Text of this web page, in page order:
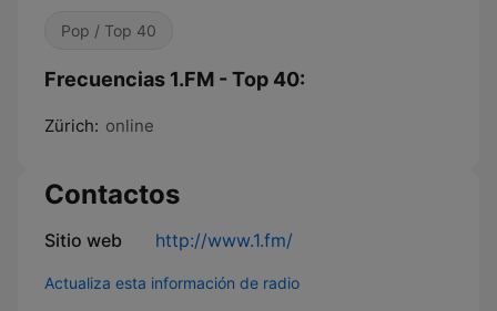
Pop / Top 40
Frecuencias 1.FM - Top 40:
Zürich: online
Contactos
Sitio web http://www.1.fm/
Actualiza esta información de radio